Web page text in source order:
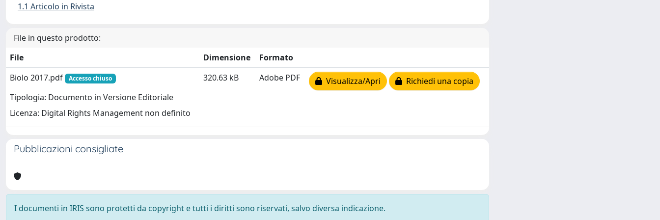
1.1 Articolo in Rivista
File in questo prodotto:
File
Dimensione
Formato
Biolo 2017.pdf
Accesso chiuso
Tipologia: Documento in Versione Editoriale
Licenza: Digital Rights Management non definito
320.63 kB Adobe PDF Visualizza/Apri Richiedi una copia
Pubblicazioni consigliate
I documenti in IRIS sono protetti da copyright e tutti i diritti sono riservati, salvo diversa indicazione.